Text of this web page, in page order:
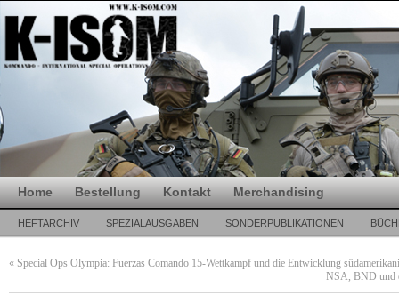
Home Bestellung Kontakt Merchandising
HEFTARCHIV SPEZIALAUSGABEN SONDERPUBLIKATIONEN
« Special Ops Olympia: Fuerzas Comando 15-Wettkampf und die Entwicklung
NSA, BND und